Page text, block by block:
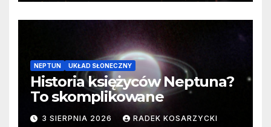
NEPTUN UKŁAD SŁONECZNY
Historia księżyców Neptuna?
To skomplikowane
3 SIERPNIA 2026 RADEK KOSARZYCKI